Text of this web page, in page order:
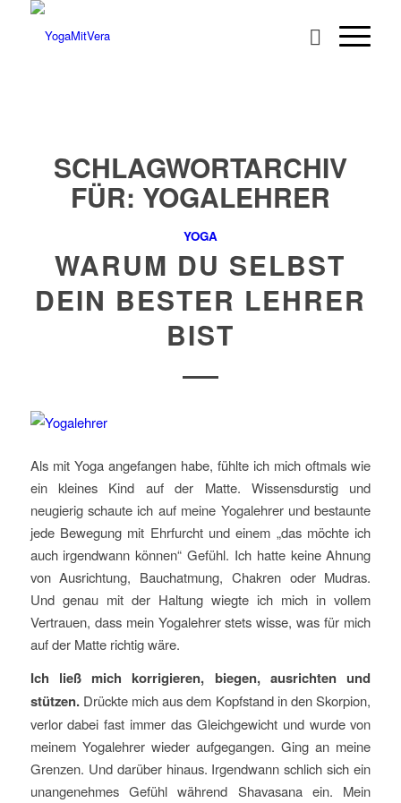
SCHLAGWORTARCHIV
FÜR: YOGALEHRER
YOGA
WARUM DU SELBST
DEIN BESTER LEHRER
BIST
Als mit Yoga angefangen habe, fühlte ich mich oftmals wie
ein kleines Kind auf der Matte. Wissensdurstig und
neugierig schaute ich auf meine Yogalehrer und bestaunte
jede Bewegung mit Ehrfurcht und einem „das möchte ich
auch irgendwann können“ Gefühl. Ich hatte keine Ahnung
von Ausrichtung, Bauchatmung, Chakren oder Mudras.
Und genau mit der Haltung wiegte ich mich in vollem
Vertrauen, dass mein Yogalehrer stets wisse, was für mich
auf der Matte richtig wäre.
Ich ließ mich korrigieren, biegen, ausrichten und
stützen.Drückte mich aus dem Kopfstand in den Skorpion,
verlor dabei fast immer das Gleichgewicht und wurde von
meinem Yogalehrer wieder aufgegangen. Ging an meine
Grenzen. Und darüber hinaus. Irgendwann schlich sich ein
unangenehmes Gefühl während Shavasana ein. Mein